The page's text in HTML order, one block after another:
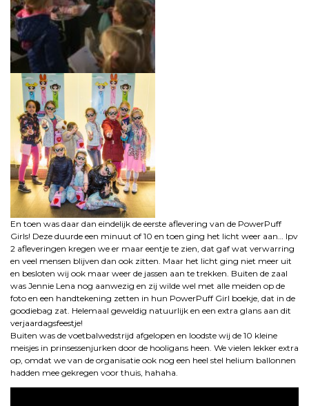
En toen was daar dan eindelijk de eerste aflevering van de PowerPuff
Girls! Deze duurde een minuut of 10 en toen ging het licht weer aan… Ipv
2 afleveringen kregen we er maar eentje te zien, dat gaf wat verwarring
en veel mensen blijven dan ook zitten. Maar het licht ging niet meer uit
en besloten wij ook maar weer de jassen aan te trekken. Buiten de zaal
was Jennie Lena nog aanwezig en zij wilde wel met alle meiden op de
foto en een handtekening zetten in hun PowerPuff Girl boekje, dat in de
goodiebag zat. Helemaal geweldig natuurlijk en een extra glans aan dit
verjaardagsfeestje!
Buiten was de voetbalwedstrijd afgelopen en loodste wij de 10 kleine
meisjes in prinsessenjurken door de hooligans heen. We vielen lekker extra
op, omdat we van de organisatie ook nog een heel stel helium ballonnen
hadden mee gekregen voor thuis, hahaha.